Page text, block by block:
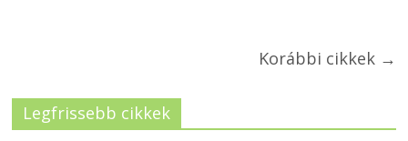
Korábbi cikkek →
Legfrissebb cikkek